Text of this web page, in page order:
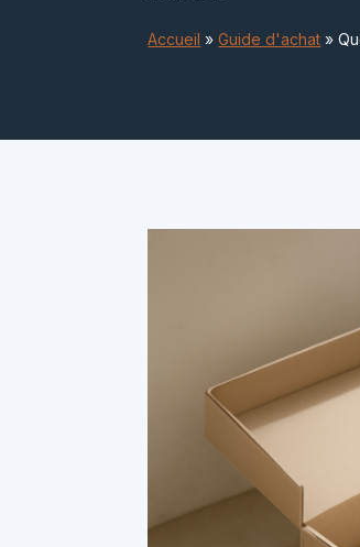
Accueil »Guide d'achat »